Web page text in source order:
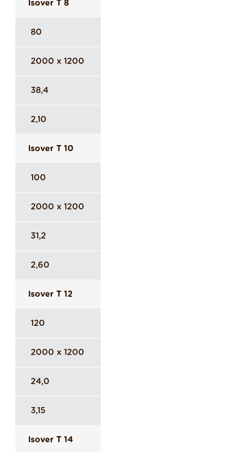
Isover T 8
80
2000 x 1200
38,4
2,10
Isover T 10
100
2000 x 1200
31,2
2,60
Isover T 12
120
2000 x 1200
24,0
3,15
Isover T 14